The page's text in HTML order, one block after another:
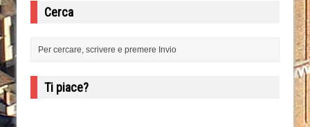
Cerca
Ti piace?